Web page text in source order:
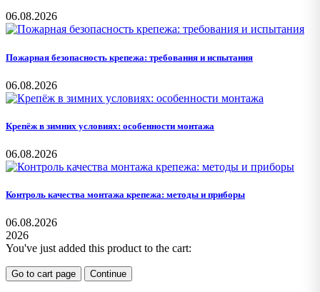
06.08.2026
Пожарная безопасность крепежа: требования и испытания
06.08.2026
Крепёж в зимних условиях: особенности монтажа
06.08.2026
Контроль качества монтажа крепежа: методы и приборы
06.08.2026
2026
You've just added this product to the cart:
Go to cart page Continue